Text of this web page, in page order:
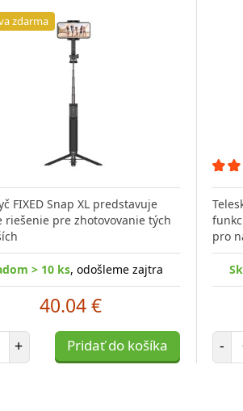
zdarma
FIXED Snap XL predstavuje
riešenie pre zhotovovanie tých
> 10 ks, odošleme zajtra
40.04 €
Počet položiek
+ Pridať do košíka
pro
-